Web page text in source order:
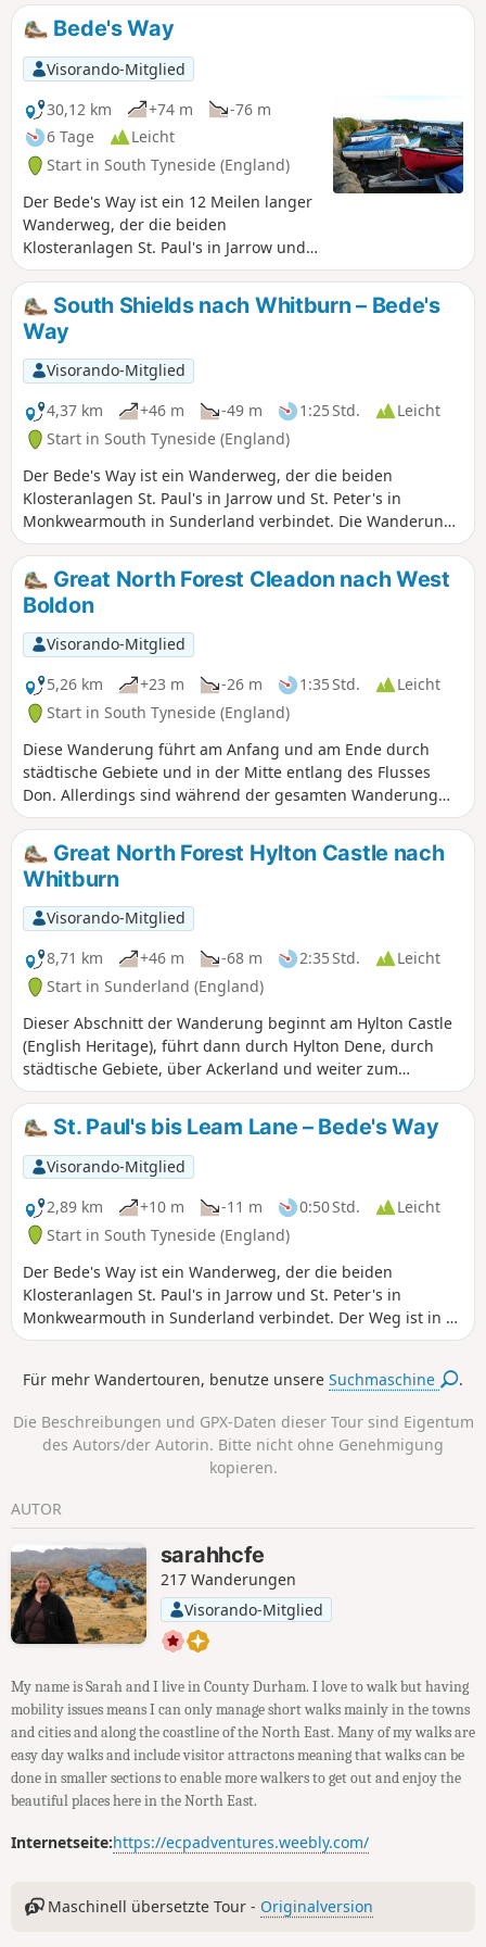
gewandert werden können. Warum also nicht in die
Fußstapfen der Pilger treten und das religiöse Erbe des
Nordostens erkunden? Der zweite Abschnitt beginnt in
Leam Lane und endet in Boldon, wo er dem River Don Path
folgt.
Bede's Way
Visorando-Mitglied
30,12 km
+74 m
-76 m
6 Tage
Leicht
Start in South Tyneside (England)
Der Bede's Way ist ein 12 Meilen langer
Wanderweg, der die beiden
Klosteranlagen St. Paul's in Jarrow und
St. Peter's in Monkwearmouth in
Sunderland verbindet. Die Wanderung
ist in 6 leicht zu bewältigende
Abschnitte unterteilt, die einzeln oder
alle zusammen gewandert werden
können. Warum also nicht den Spuren
der Pilger folgen und das religiöse Erbe
des Nordostens erkunden?
South Shields nach Whitburn – Bede's
Way
Visorando-Mitglied
4,37 km
+46 m -49 m 1:25 Std.
Leicht
Start in South Tyneside (England)
Der Bede's Way ist ein Wanderweg, der die beiden
Klosteranlagen St. Paul's in Jarrow und St. Peter's in
Monkwearmouth in Sunderland verbindet. Die Wanderung
ist in 6 leicht zu bewältigende Abschnitte unterteilt, die
einzeln oder alle zusammen gewandert werden können.
Begeben Sie sich also auf die Spuren der Pilger und
entdecken Sie das religiöse Erbe des Nordostens. Der vierte
Abschnitt beginnt in South Shields und endet in Whitburn
Hall, vorbei an den Cleadon Hills und Windmill.
Great North Forest Cleadon nach West
Boldon
Visorando-Mitglied
5,26 km
+23 m -26 m 1:35 Std.
Leicht
Start in South Tyneside (England)
Diese Wanderung führt am Anfang und am Ende durch
städtische Gebiete und in der Mitte entlang des Flusses
Don. Allerdings sind während der gesamten Wanderung
Felder zu sehen. Daher verläuft ein Teil der Wanderung
entlang stark begehener Straßen und umfasst einen
Bahnübergang.
Great North Forest Hylton Castle nach
Whitburn
Visorando-Mitglied
8,71 km
+46 m -68 m 2:35 Std.
Leicht
Start in Sunderland (England)
Dieser Abschnitt der Wanderung beginnt am Hylton Castle
(English Heritage), führt dann durch Hylton Dene, durch
städtische Gebiete, über Ackerland und weiter zum
hübschen Dorf Whitburn und zur Küste von Whitburn und
Seaburn.
St. Paul's bis Leam Lane – Bede's Way
Visorando-Mitglied
2,89 km
+10 m -11 m 0:50 Std.
Leicht
Start in South Tyneside (England)
Der Bede's Way ist ein Wanderweg, der die beiden
Klosteranlagen St. Paul's in Jarrow und St. Peter's in
Monkwearmouth in Sunderland verbindet. Der Weg ist in 6
leicht zu bewältigende Abschnitte unterteilt, die einzeln
also nicht in die Fußstapfen der Pilger treten und das
Abschnitt beginnt an der St. Paul's Church und folgt dem
Fluss Don.
Für mehr Wandertouren, benutze unsereSuchmaschine .
Die Beschreibungen und GPX-Daten dieser Tour sind Eigentum
des Autors/der Autorin. Bitte nicht ohne Genehmigung
kopieren.
AUTOR
sarahhcfe
217 Wanderungen
Visorando-Mitglied
My name is Sarah and I live in County Durham. I love to walk but having
mobility issues means I can only manage short walks mainly in the towns
and cities and along the coastline of the North East. Many of my walks are
easy day walks and include visitor attractons meaning that walks can be
done in smaller sections to enable more walkers to get out and enjoy the
beautiful places here in the North East.
Internetseite:https://ecpadventures.weebly.com/
Maschinell übersetzte Tour - Originalversion